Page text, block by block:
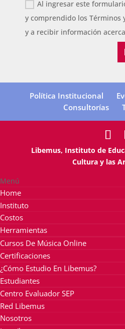
Al ingresar este
y comprendido los Términos
y a recibir información
Política Institucional
Consultorías
Libemus, Instituto de
Cultura y las
Menú
Home
Instituto
Costos
Herramientas
Cursos De Música Online
Certificaciones
¿Cómo Estudio En Libemus?
Estudiantes
Centro Evaluador SEP
Red Libemus
Nosotros